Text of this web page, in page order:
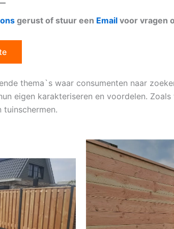
gerust of stuur een Email voor vragen
thema`s waar consumenten naar
eigen karakteriseren en voordelen.